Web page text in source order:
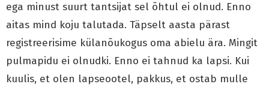
ega minust suurt tantsijat sel õhtul ei olnud. Enno
aitas mind koju talutada. Täpselt aasta pärast
registreerisime külanõukogus oma abielu ära. Mingit
pulmapidu ei olnudki. Enno ei tahnud ka lapsi. Kui
kuulis, et olen lapseootel, pakkus, et ostab mulle